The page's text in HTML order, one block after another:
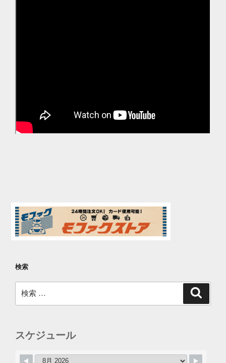
検索
索:
スケジュール